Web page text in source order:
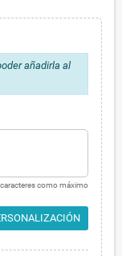
añadirla al
como máximo